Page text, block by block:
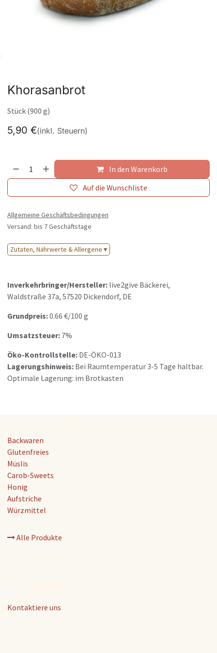
Khorasanbrot
Stück (900 g)
5,90 €(inkl. Steuern)
In den Warenkorb
Auf die Wunschliste
Allgemeine Geschäftsbedingungen
Versand: bis 7 Geschäftstage
Zutaten, Nährwerte & Allergene ▾
Inverkehrbringer/Hersteller: live2give Bäckerei,
Waldstraße 37a, 57520 Dickendorf, DE
Grundpreis:0.66 €/100 g
Umsatzsteuer: 7%
Öko-Kontrollstelle: DE-ÖKO-013
Lagerungshinweis: Bei Raumtemperatur 3-5 Tage haltbar.
Optimale Lagerung: im Brotkasten
Backwaren
Glutenfreies
Müslis
Carob-Sweets
Honig
Aufstriche
Würzmittel
Alle Produkte
Kontaktiere uns